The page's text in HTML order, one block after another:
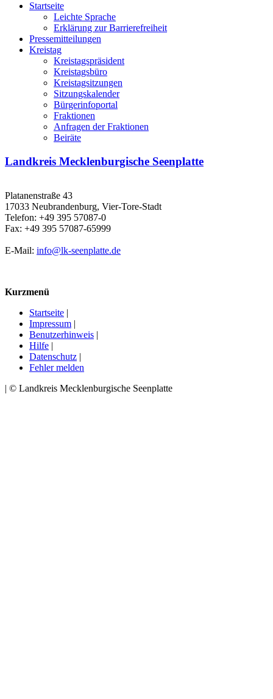
Startseite
Leichte Sprache
Erklärung zur Barrierefreiheit
Pressemitteilungen
Kreistag
Kreistagspräsident
Kreistagsbüro
Kreistagsitzungen
Sitzungskalender
Bürgerinfoportal
Fraktionen
Anfragen der Fraktionen
Beiräte
Landkreis Mecklenburgische Seenplatte
Platanenstraße 43
17033 Neubrandenburg, Vier-Tore-Stadt
Telefon: +49 395 57087-0
Fax: +49 395 57087-65999
E-Mail: info@lk-seenplatte.de
Kurzmenü
Startseite
Impressum
Benutzerhinweis
Hilfe
Datenschutz
Fehler melden
| © Landkreis Mecklenburgische Seenplatte